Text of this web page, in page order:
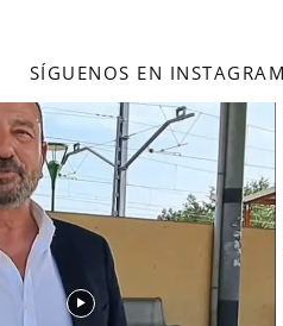
SÍGUENOS EN INSTAGRAM